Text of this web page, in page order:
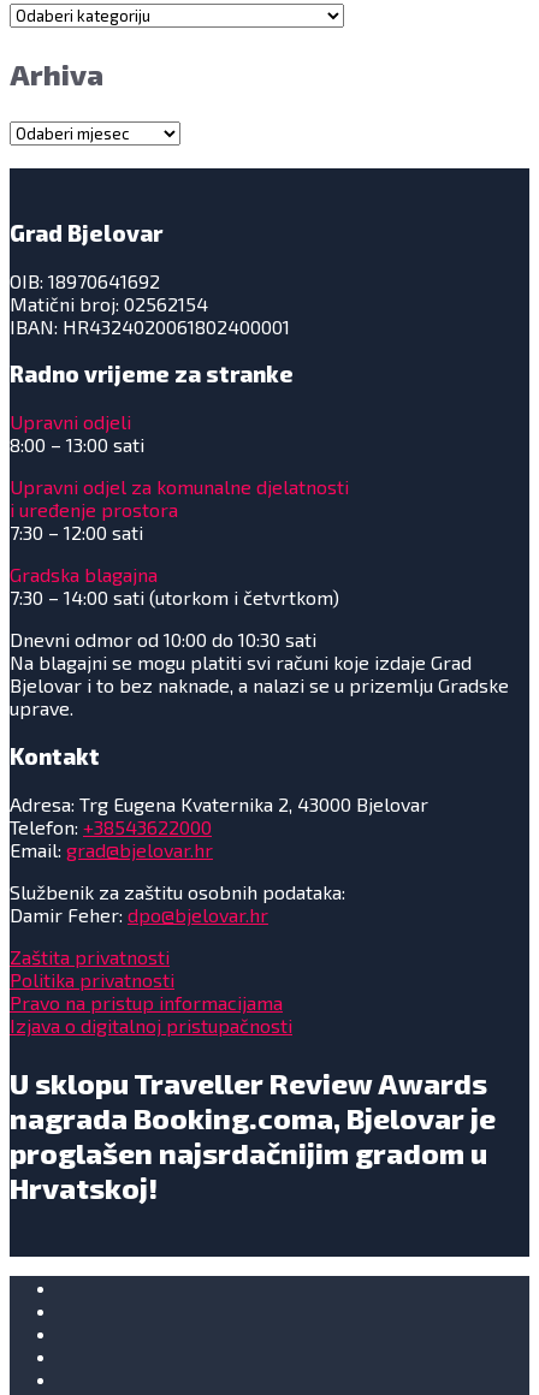
Kategorije
Arhiva
Arhiva
Grad Bjelovar
OIB: 18970641692
Matični broj: 02562154
IBAN: HR4324020061802400001
Radno vrijeme za stranke
Upravni odjeli
8:00 – 13:00 sati
Upravni odjel za komunalne djelatnosti
i uređenje prostora
7:30 – 12:00 sati
Gradska blagajna
7:30 – 14:00 sati (utorkom i četvrtkom)
Dnevni odmor od 10:00 do 10:30 sati
Na blagajni se mogu platiti svi računi koje izdaje Grad
Bjelovar i to bez naknade, a nalazi se u prizemlju Gradske
uprave.
Kontakt
Adresa: Trg Eugena Kvaternika 2, 43000 Bjelovar
Telefon: +38543622000
Email: grad@bjelovar.hr
Službenik za zaštitu osobnih podataka:
Damir Feher: dpo@bjelovar.hr
Zaštita privatnosti
Politika privatnosti
Pravo na pristup informacijama
Izjava o digitalnoj pristupačnosti
U sklopu Traveller Review Awards
nagrada Booking.coma, Bjelovar je
proglašen najsrdačnijim gradom u
Hrvatskoj!